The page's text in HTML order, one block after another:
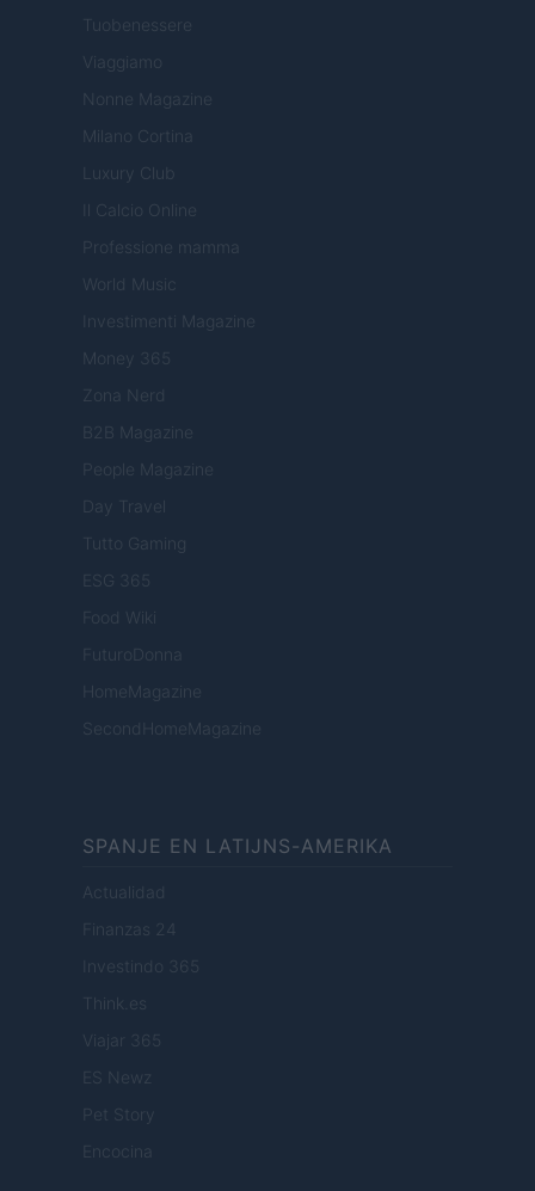
Tuobenessere
Viaggiamo
Nonne Magazine
Milano Cortina
Luxury Club
Il Calcio Online
Professione mamma
World Music
Investimenti Magazine
Money 365
Zona Nerd
B2B Magazine
People Magazine
Day Travel
Tutto Gaming
ESG 365
Food Wiki
FuturoDonna
HomeMagazine
SecondHomeMagazine
SPANJE EN LATIJNS-AMERIKA
Actualidad
Finanzas 24
Investindo 365
Think.es
Viajar 365
ES Newz
Pet Story
Encocina